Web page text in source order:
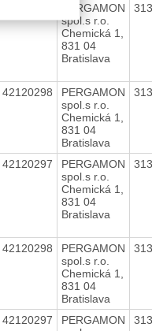
PERGAMON
spol.s r.o.
Chemická 1,
831 04
Bratislava
42120298
PERGAMON
spol.s r.o.
Chemická 1,
831 04
Bratislava
42120297
PERGAMON
spol.s r.o.
Chemická 1,
831 04
Bratislava
42120298
PERGAMON
spol.s r.o.
Chemická 1,
831 04
Bratislava
42120297
PERGAMON